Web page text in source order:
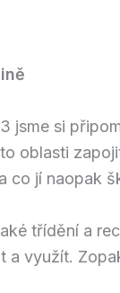
jsme si
oblasti
co jí naopak
třídění a
a využít.